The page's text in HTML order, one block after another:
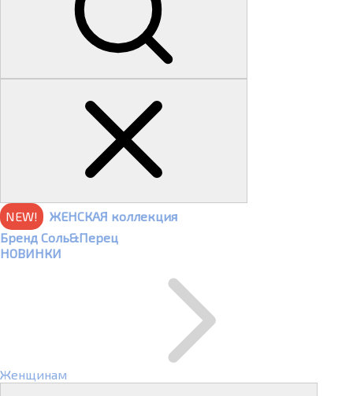
NEW!
ЖЕНСКАЯ коллекция
Бренд Соль&Перец
НОВИНКИ
Женщинам